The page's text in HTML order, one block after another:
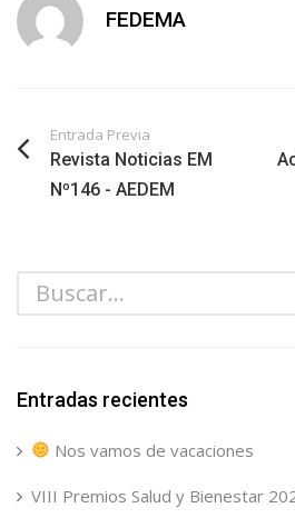
FEDEMA
Entrada Previa
Revista Noticias EM
Nº146 - AEDEM
Entradas recientes
Nos vamos de vacaciones
VIII Premios Salud y Bienestar